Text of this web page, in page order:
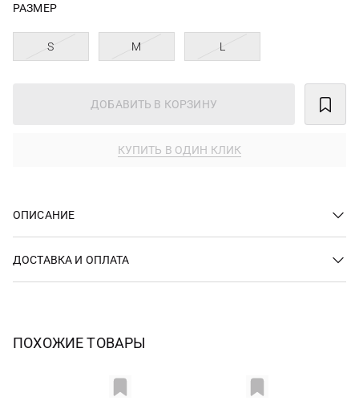
РАЗМЕР
S M L
ДОБАВИТЬ В КОРЗИНУ
КУПИТЬ В ОДИН КЛИК
ОПИСАНИЕ
ДОСТАВКА И ОПЛАТА
ПОХОЖИЕ ТОВАРЫ